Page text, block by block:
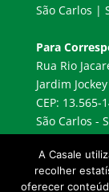
São Carlos |
Para
Rua Rio
Jardim
CEP: 13.565-
São Carlos -
A Casale
recolher
oferecer